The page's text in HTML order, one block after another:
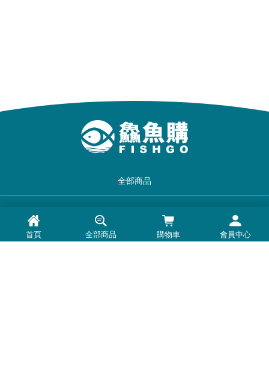
全部商品
最新消息
首頁 全部商品 購物車 會員中心